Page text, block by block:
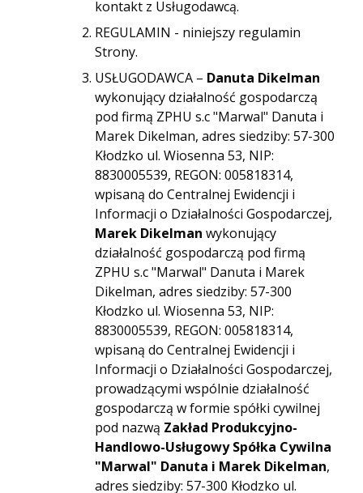
kontakt z Usługodawcą.
REGULAMIN - niniejszy regulamin
Strony.
USŁUGODAWCA – Danuta Dikelman
wykonujący działalność gospodarczą
pod firmą ZPHU s.c "Marwal" Danuta i
Marek Dikelman, adres siedziby: 57-300
Kłodzko ul. Wiosenna 53, NIP:
8830005539, REGON: 005818314,
wpisaną do Centralnej Ewidencji i
Informacji o Działalności Gospodarczej,
Marek Dikelman wykonujący
działalność gospodarczą pod firmą
ZPHU s.c "Marwal" Danuta i Marek
Dikelman, adres siedziby: 57-300
Kłodzko ul. Wiosenna 53, NIP:
8830005539, REGON: 005818314,
wpisaną do Centralnej Ewidencji i
Informacji o Działalności Gospodarczej,
prowadzącymi wspólnie działalność
gospodarczą w formie spółki cywilnej
pod nazwą Zakład Produkcyjno-
Handlowo-Usługowy Spółka Cywilna
"Marwal" Danuta i Marek Dikelman,
adres siedziby: 57-300 Kłodzko ul.